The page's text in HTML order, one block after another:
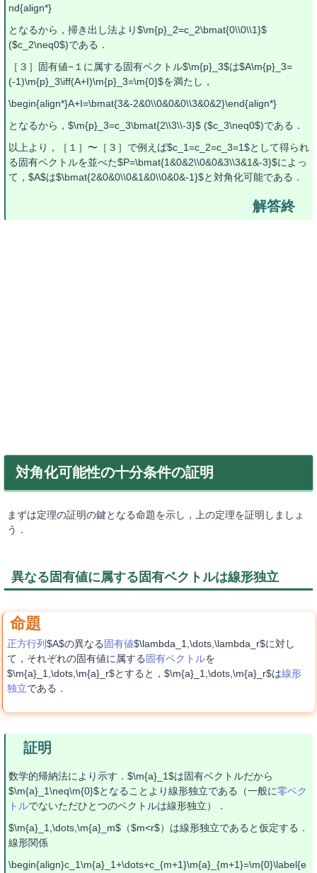
nd{align*}
となるから，掃き出し法より$\m{p}_2=c_2\bmat{0\\0\\1}$
($c_2\neq0$)である．
［３］固有値−１に属する固有ベクトル$\m{p}_3$は$A\m{p}_3=
(-1)\m{p}_3\iff(A+I)\m{p}_3=\m{0}$を満たし，
\begin{align*}A+I=\bmat{3&-2&0\\0&0&0\\3&0&2}\end{align*}
となるから，$\m{p}_3=c_3\bmat{2\\3\\-3}$ ($c_3\neq0$)である．
以上より，［１］〜［３］で例えば$c_1=c_2=c_3=1$として得られ
る固有ベクトルを並べた$P=\bmat{1&0&2\\0&0&3\\3&1&-3}$によっ
て，$A$は$\bmat{2&0&0\\0&1&0\\0&0&-1}$と対角化可能である．
対角化可能性の十分条件の証明
まずは定理の証明の鍵となる命題を示し，上の定理を証明しましょ
う．
異なる固有値に属する固有ベクトルは線形独立
正方行列$A$の異なる 固有値$\lambda_1,\dots,\lambda_r$に対し
て，それぞれの固有値に属する 固有ベクトルを
$\m{a}_1,\dots,\m{a}_r$とすると，$\m{a}_1,\dots,\m{a}_r$は線形
独立である．
数学的帰納法により示す．$\m{a}_1$は固有ベクトルだから
$\m{a}_1\neq\m{0}$となることより線形独立である（一般に零ベク
トルでないただひとつのベクトルは線形独立）．
$\m{a}_1,\dots,\m{a}_m$（$m<r$）は線形独立であると仮定する．
線形関係
\begin{align}c_1\m{a}_1+\dots+c_{m+1}\m{a}_{m+1}=\m{0}\label{e